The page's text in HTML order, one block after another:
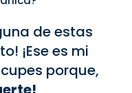
de estas
¡Ese es mi
porque,